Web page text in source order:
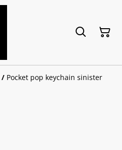
/ Pocket pop keychain sinister